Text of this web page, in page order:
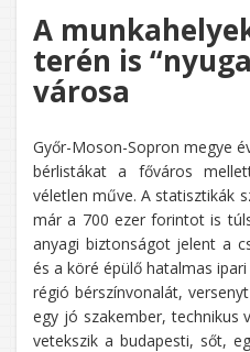
A
terén is
városa
Győr-Moson-Sopron megye
bérlistákat a főváros
véletlen műve. A statisztikák
már a 700 ezer forintot is
anyagi biztonságot jelent a
és a köré épülő hatalmas
régió bérszínvonalát,
egy jó szakember, technikus
vetekszik a budapesti, sőt,